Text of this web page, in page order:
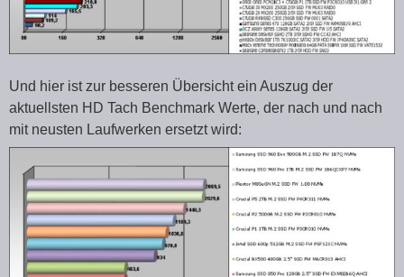
Und hier ist zur besseren Übersicht ein Auszug der
aktuellsten HD Tach Benchmark Werte, der nach und nach
mit neusten Laufwerken ersetzt wird: